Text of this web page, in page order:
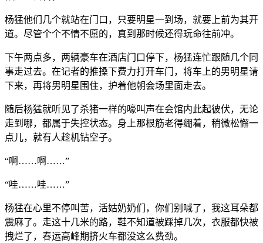
杨猛他们几个就站在门口，只要明星一到场，就要上前为其开
道。尽管个个不情不愿的，真到那时候还得玩命往前冲。
下午两点多，两辆豪车在酒店门口停下，杨猛连忙跟随几个同
事走过去。在记者的推搡下费力打开车门，将车上的男明星请
下来，再将男明星围住，护着他朝会场里面走去。
随后杨猛就听见了杀猪一样的嚎叫声在会馆内此起彼伏，无论
走到哪，都属于失控状态。身上那根筋老得绷着，稍微松懈一
点儿，就有人趁机钻空子。
“啊……啊……”
“哇……哇……”
杨猛在心里不停叫苦，活姑奶奶们，你们别喊了，我这耳朵都
震麻了。走这十几米的路，鞋不知道被踩掉几次，衣服都快被
拽烂了，春运高峰期挤火车都没这么费劲。